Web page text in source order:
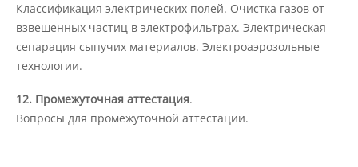
Зарубежные стажировки
Классификация электрических полей. Очистка газов от
взвешенных частиц в электрофильтрах. Электрическая
сепарация сыпучих материалов. Электроаэрозольные
технологии.
12. Промежуточная аттестация.
Вопросы для промежуточной аттестации.